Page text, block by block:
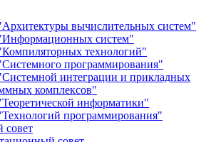
вычислительных систем"
систем"
технологий"
программирования"
интеграции и прикладных
комплексов"
информатики"
программирования"
совет